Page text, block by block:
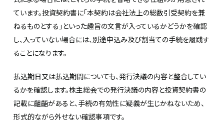
ています。投資契約書に「本契約は会社法上の総数引受契約を兼
ねるものとする」といった趣旨の文言が入っているかどうかを確認
し、入っていない場合には、別途申込み及び割当ての手続を履践す
ることになります。
払込期日又は払込期間についても、発行決議の内容と整合してい
るかを確認します。株主総会での発行決議の内容と投資契約書の
記載に齟齬があると、手続の有効性に疑義が生じかねないため、
形式的ながら外せない確認事項です。